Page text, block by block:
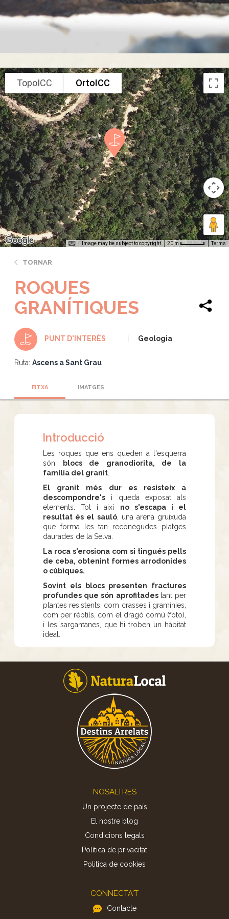
TopoICC OrtoICC
Image may be subject to copyright 20 m Terms
TORNAR
ROQUES
GRANÍTIQUES
PUNT D'INTERÈS Geologia
Ruta: Ascens a Sant Grau
FITXA IMATGES
Introducció
Les roques que ens queden a l'esquerra
són
blocs de granodiorita, de la
família del granit
El granit més dur es resisteix a
descompondre's i queda exposat als
elements. Tot i així no s'escapa i el
resultat és el sauló, una arena gruixuda
que forma les tan reconegudes platges
daurades de la Selva.
La roca s'erosiona com si tingués pells
de ceba, obtenint formes arrodonides
o cúbiques.
Sovint els blocs presenten fractures
profundes que són aprofitades tant per
plantes resistents, com crasses i gramínies,
com per rèptils, com el dragó comú (foto),
i les sargantanes, que hi troben un hàbitat
ideal.
NOSALTRES
Un projecte de país
El nostre blog
Condicions legals
Política de privacitat
Politica de cookies
CONNECTA'T
Contacte